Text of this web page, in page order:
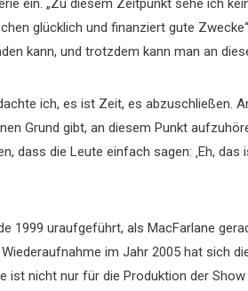
ein. „Zu diesem Zeitpunkt sehe ich
glücklich und finanziert gute
kann, und trotzdem kann man an
ich, es ist Zeit, es abzuschließen.
Grund gibt, an diesem Punkt
dass die Leute einfach sagen: ‚Eh, das
1999 uraufgeführt, als MacFarlane
im Jahr 2005 hat sich
ist nicht nur für die Produktion der